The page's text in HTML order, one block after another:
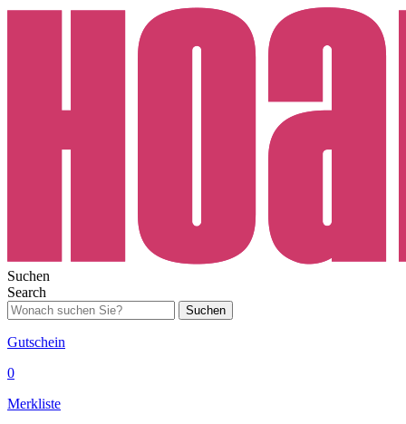
Suchen
Search
Suchen
Gutschein
0
Merkliste